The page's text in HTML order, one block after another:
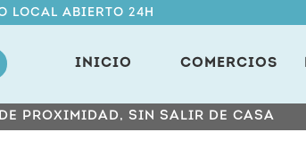
LOCAL ABIERTO 24H
INICIO COMERCIOS
PROXIMIDAD, SIN SALIR DE CASA